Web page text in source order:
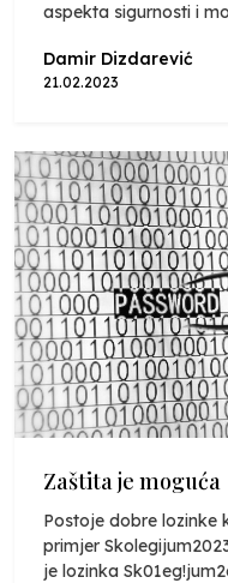
aspekta sigurnosti i
Damir Dizdarević
21.02.2023
Zaštita je moguća
Postoje dobre lozinke
primjer
je lozinka